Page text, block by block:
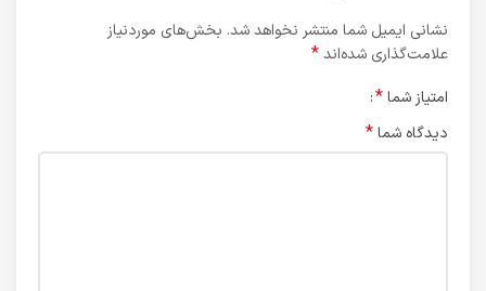
نشانی ایمیل شما منتشر نخواهد شد. بخش‌های موردنیاز
علامت‌گذاری شده‌اند*
امتیاز شما*
دیدگاه شما*